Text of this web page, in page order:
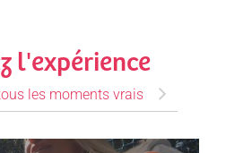
l'expérience
les moments vrais